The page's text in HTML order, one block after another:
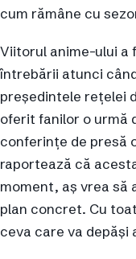
cum rămâne cu
Viitorul anime-ului a
întrebării atunci
președintele rețelei
oferit fanilor o urmă
conferințe de presă
raportează că
moment, aș vrea să
plan concret. Cu
ceva care va depăși